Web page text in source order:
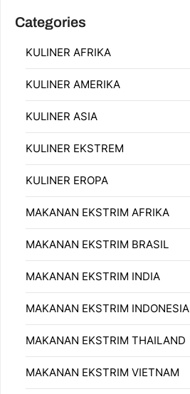
Categories
KULINER AFRIKA
KULINER AMERIKA
KULINER ASIA
KULINER EKSTREM
KULINER EROPA
MAKANAN EKSTRIM AFRIKA
MAKANAN EKSTRIM BRASIL
MAKANAN EKSTRIM INDIA
MAKANAN EKSTRIM INDONESIA
MAKANAN EKSTRIM THAILAND
MAKANAN EKSTRIM VIETNAM